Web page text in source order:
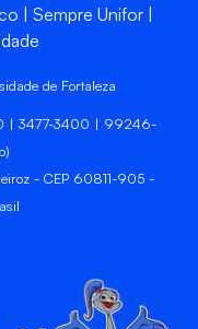
Sempre Unifor
de Fortaleza
| 3477-3400 | 99246-
- CEP 60811-905 -